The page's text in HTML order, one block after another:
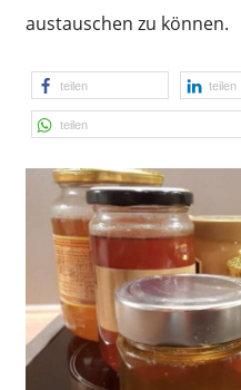
austauschen zu können.
teilen teilen
teilen